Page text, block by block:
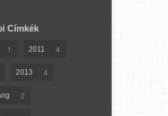
Címkék
1 2011 4
2013 4
2